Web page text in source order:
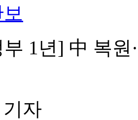
1년] 中 복
자